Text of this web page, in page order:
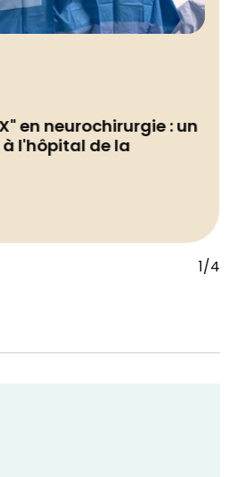
en neurochirurgie : un
l'hôpital de la
1/4